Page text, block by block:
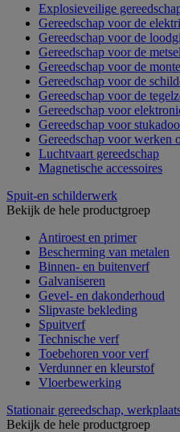
Explosieveilige
Gereedschap voor de
Gereedschap voor de
Gereedschap voor de
Gereedschap voor de
Gereedschap voor de
Gereedschap voor de
Gereedschap voor
Gereedschap voor
Gereedschap voor werken
Luchtvaart gereedschap
Magnetische accessoires
Spuit-en schilderwerk
Bekijk de hele productgroep
Antiroest en primer
Bescherming van metalen
Binnen- en buitenverf
Galvaniseren
Gevel- en dakonderhoud
Slipvaste bekleding
Spuitverf
Technische verf
Toebehoren voor verf
Verdunner en kleurstof
Vloerbewerking
Stationair gereedschap,
Bekijk de hele productgroep